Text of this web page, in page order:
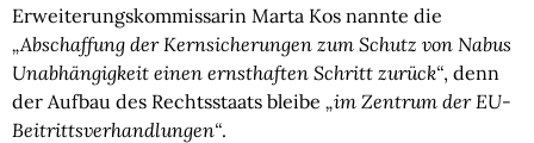
Erweiterungskommissarin Marta Kos nannte die
„Abschaffung der Kernsicherungen zum Schutz von Nabus
Unabhängigkeit einen ernsthaften Schritt zurück“, denn
der Aufbau des Rechtsstaats bleibe „im Zentrum der EU-
Beitrittsverhandlungen“.